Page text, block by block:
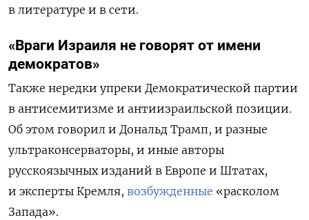
в литературе и в сети.
«Враги Израиля не говорят от имени
демократов»
Также нередки упреки Демократической партии
в антисемитизме и антиизраильской позиции.
Об этом говорил и Дональд Трамп, и разные
ультраконсерваторы, и иные авторы
русскоязычных изданий в Европе и Штатах,
и эксперты Кремля, возбужденные «расколом
Запада».